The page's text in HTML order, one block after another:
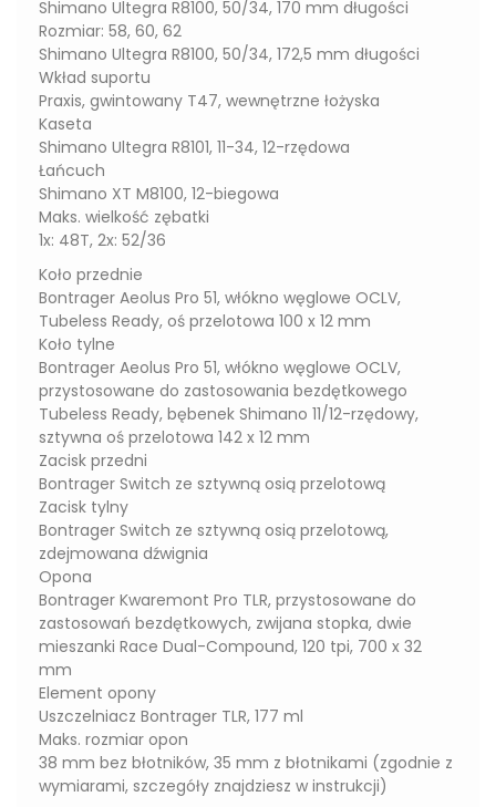
Shimano Ultegra R8100, 50/34, 170 mm długości
Rozmiar: 58, 60, 62
Shimano Ultegra R8100, 50/34, 172,5 mm długości
Wkład suportu
Praxis, gwintowany T47, wewnętrzne łożyska
Kaseta
Shimano Ultegra R8101, 11-34, 12-rzędowa
Łańcuch
Shimano XT M8100, 12-biegowa
Maks. wielkość zębatki
1x: 48T, 2x: 52/36
Koło przednie
Bontrager Aeolus Pro 51, włókno węglowe OCLV,
Tubeless Ready, oś przelotowa 100 x 12 mm
Koło tylne
Bontrager Aeolus Pro 51, włókno węglowe OCLV,
przystosowane do zastosowania bezdętkowego
Tubeless Ready, bębenek Shimano 11/12-rzędowy,
sztywna oś przelotowa 142 x 12 mm
Zacisk przedni
Bontrager Switch ze sztywną osią przelotową
Zacisk tylny
Bontrager Switch ze sztywną osią przelotową,
zdejmowana dźwignia
Opona
Bontrager Kwaremont Pro TLR, przystosowane do
zastosowań bezdętkowych, zwijana stopka, dwie
mieszanki Race Dual-Compound, 120 tpi, 700 x 32
mm
Element opony
Uszczelniacz Bontrager TLR, 177 ml
Maks. rozmiar opon
38 mm bez błotników, 35 mm z błotnikami (zgodnie z
wymiarami, szczegóły znajdziesz w instrukcji)